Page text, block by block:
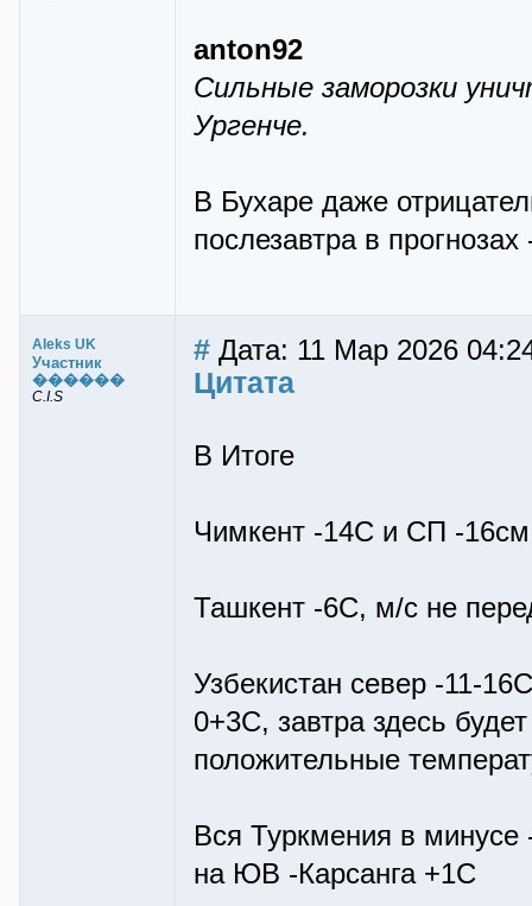
anton92
Сильные заморозки
Ургенче.
В Бухаре даже
послезавтра в
Aleks UK
Участник
������
C.I.S
# Дата: 11 Мар 2026
Цитата
В Итоге
Чимкент -14С и СП -16см
Ташкент -6С, м/с не
Узбекистан север -11-
0+3С, завтра здесь
положительные
Вся Туркмения в
на ЮВ -Карсанга +1С